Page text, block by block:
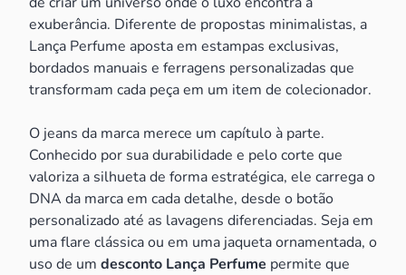
exuberância. Diferente de propostas minimalistas, a
Lança Perfume aposta em estampas exclusivas,
bordados manuais e ferragens personalizadas que
transformam cada peça em um item de colecionador.
O jeans da marca merece um capítulo à parte.
Conhecido por sua durabilidade e pelo corte que
valoriza a silhueta de forma estratégica, ele carrega o
DNA da marca em cada detalhe, desde o botão
personalizado até as lavagens diferenciadas. Seja em
uma flare clássica ou em uma jaqueta ornamentada, o
uso de um desconto Lança Perfume permite que